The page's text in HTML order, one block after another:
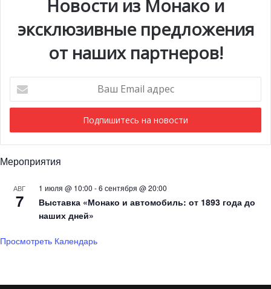
Новости из Монако и
эксклюзивные предложения
от наших партнеров!
Email
адрес
Мероприятия
АВГ
7
1 июля @ 10:00 -6 сентября @ 20:00
Выставка «Монако и автомобиль: от 1893 года до
наших дней»
Просмотреть Календарь